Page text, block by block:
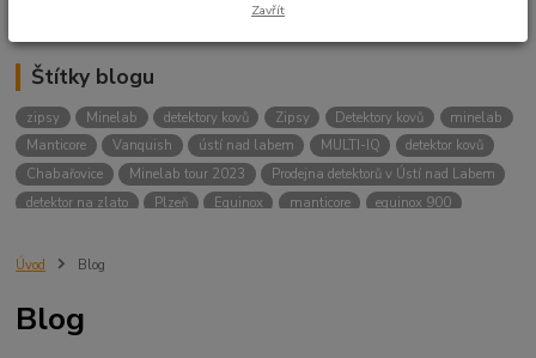
Štítky blogu
zipsy Minelab detektory kovů Zipsy Detektory kovů
minelab
Manticore
Vanquish ústí nad labem MULTI-IQ
detektor kovů
Chabařovice
Minelab tour 2023
Prodejna detektorů v Ústí nad Labem
detektor na zlato
Plzeň Equinox manticore
equinox 900
Sraz detektorářů
ÚSTÍ NAD LABEM
Úvod Blog
Blog
Zavřít